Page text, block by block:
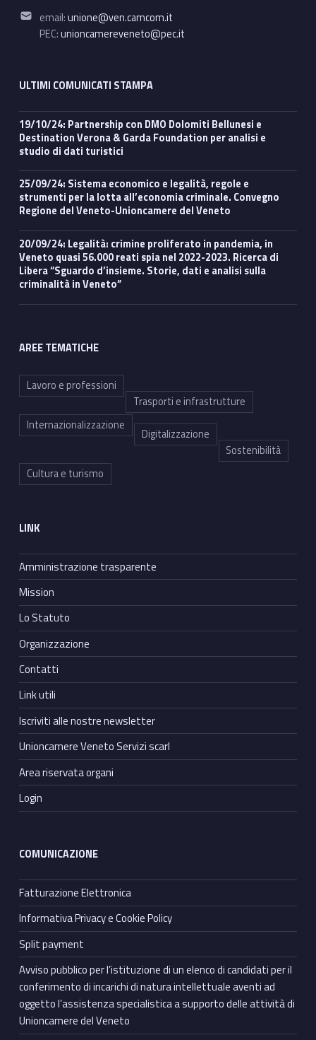
Email address:
email:unione@ven.camcom.it
PEC:unioncamereveneto@pec.it
ULTIMI COMUNICATI STAMPA
19/10/24: Partnership con DMO Dolomiti Bellunesi e
Destination Verona & Garda Foundation per analisi e
studio di dati turistici
25/09/24: Sistema economico e legalità, regole e
strumenti per la lotta all’economia criminale. Convegno
Regione del Veneto-Unioncamere del Veneto
20/09/24: Legalità: crimine proliferato in pandemia, in
Veneto quasi 56.000 reati spia nel 2022-2023. Ricerca di
Libera “Sguardo d’insieme. Storie, dati e analisi sulla
criminalità in Veneto”
AREE TEMATICHE
Lavoro e professioni
Trasporti e infrastrutture
Internazionalizzazione
Digitalizzazione
Sostenibilità
Cultura e turismo
LINK
Amministrazione trasparente
Mission
Lo Statuto
Organizzazione
Contatti
Link utili
Iscriviti alle nostre newsletter
Unioncamere Veneto Servizi scarl
Area riservata organi
Login
COMUNICAZIONE
Fatturazione Elettronica
Informativa Privacy e Cookie Policy
Split payment
Avviso pubblico per l’istituzione di un elenco di candidati per il
conferimento di incarichi di natura intellettuale aventi ad
oggetto l’assistenza specialistica a supporto delle attività di
Unioncamere del Veneto